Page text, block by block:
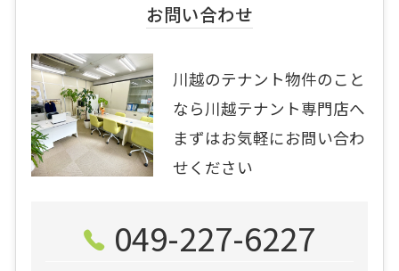
お問い合わせ
川越のテナント物件のこと
なら川越テナント専門店へ
まずはお気軽にお問い合わ
せください
049-227-6227